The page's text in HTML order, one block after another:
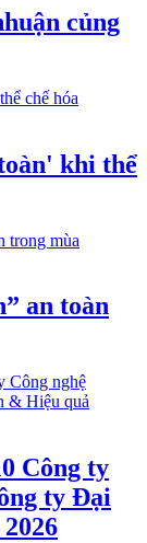
củng
khi thể
an toàn
Công ty
ty Đại